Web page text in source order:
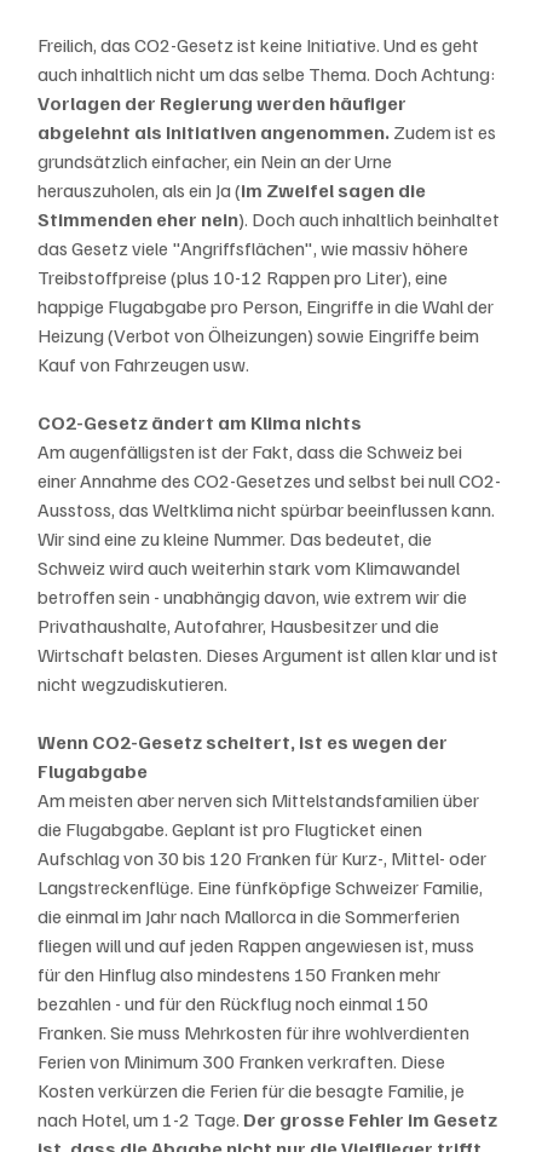
Freilich, das CO2-Gesetz ist keine Initiative. Und es geht
auch inhaltlich nicht um das selbe Thema. Doch Achtung:
Vorlagen der Regierung werden häufiger
abgelehnt als Initiativen angenommen. Zudem ist es
grundsätzlich einfacher, ein Nein an der Urne
herauszuholen, als ein Ja (im Zweifel sagen die
Stimmenden eher nein). Doch auch inhaltlich beinhaltet
das Gesetz viele "Angriffsflächen", wie massiv höhere
Treibstoffpreise (plus 10-12 Rappen pro Liter), eine
happige Flugabgabe pro Person, Eingriffe in die Wahl der
Heizung (Verbot von Ölheizungen) sowie Eingriffe beim
Kauf von Fahrzeugen usw.
CO2-Gesetz ändert am Klima nichts
Am augenfälligsten ist der Fakt, dass die Schweiz bei
einer Annahme des CO2-Gesetzes und selbst bei null CO2-
Ausstoss, das Weltklima nicht spürbar beeinflussen kann.
Wir sind eine zu kleine Nummer. Das bedeutet, die
Schweiz wird auch weiterhin stark vom Klimawandel
betroffen sein - unabhängig davon, wie extrem wir die
Privathaushalte, Autofahrer, Hausbesitzer und die
Wirtschaft belasten. Dieses Argument ist allen klar und ist
nicht wegzudiskutieren.
Wenn CO2-Gesetz scheitert, ist es wegen der
Flugabgabe
Am meisten aber nerven sich Mittelstandsfamilien über
die Flugabgabe. Geplant ist pro Flugticket einen
Aufschlag von 30 bis 120 Franken für Kurz-, Mittel- oder
Langstreckenflüge. Eine fünfköpfige Schweizer Familie,
die einmal im Jahr nach Mallorca in die Sommerferien
fliegen will und auf jeden Rappen angewiesen ist, muss
für den Hinflug also mindestens 150 Franken mehr
bezahlen - und für den Rückflug noch einmal 150
Franken. Sie muss Mehrkosten für ihre wohlverdienten
Ferien von Minimum 300 Franken verkraften. Diese
Kosten verkürzen die Ferien für die besagte Familie, je
nach Hotel, um 1-2 Tage. Der grosse Fehler im Gesetz